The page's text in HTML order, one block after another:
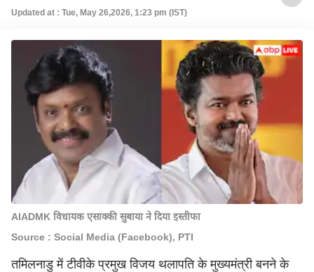
Updated at : Tue, May 26,2026, 1:23 pm (IST)
AIADMK विधायक एसाक्की सुबाया ने दिया इस्तीफा
Source : Social Media (Facebook), PTI
तमिलनाडु में टीवीके प्रमुख विजय थलापति के मुख्यमंत्री बनने के